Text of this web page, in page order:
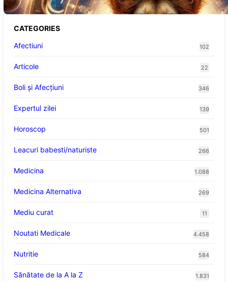
CATEGORIES
Afectiuni
102
Articole 22
Boli și Afecțiuni 346
Expertul zilei 139
Horoscop 501
Leacuri babesti/naturiste 266
Medicina 1.088
Medicina Alternativa 269
Mediu curat 11
Noutati Medicale 4.458
Nutritie 584
Sănătate de la A la Z 1.831